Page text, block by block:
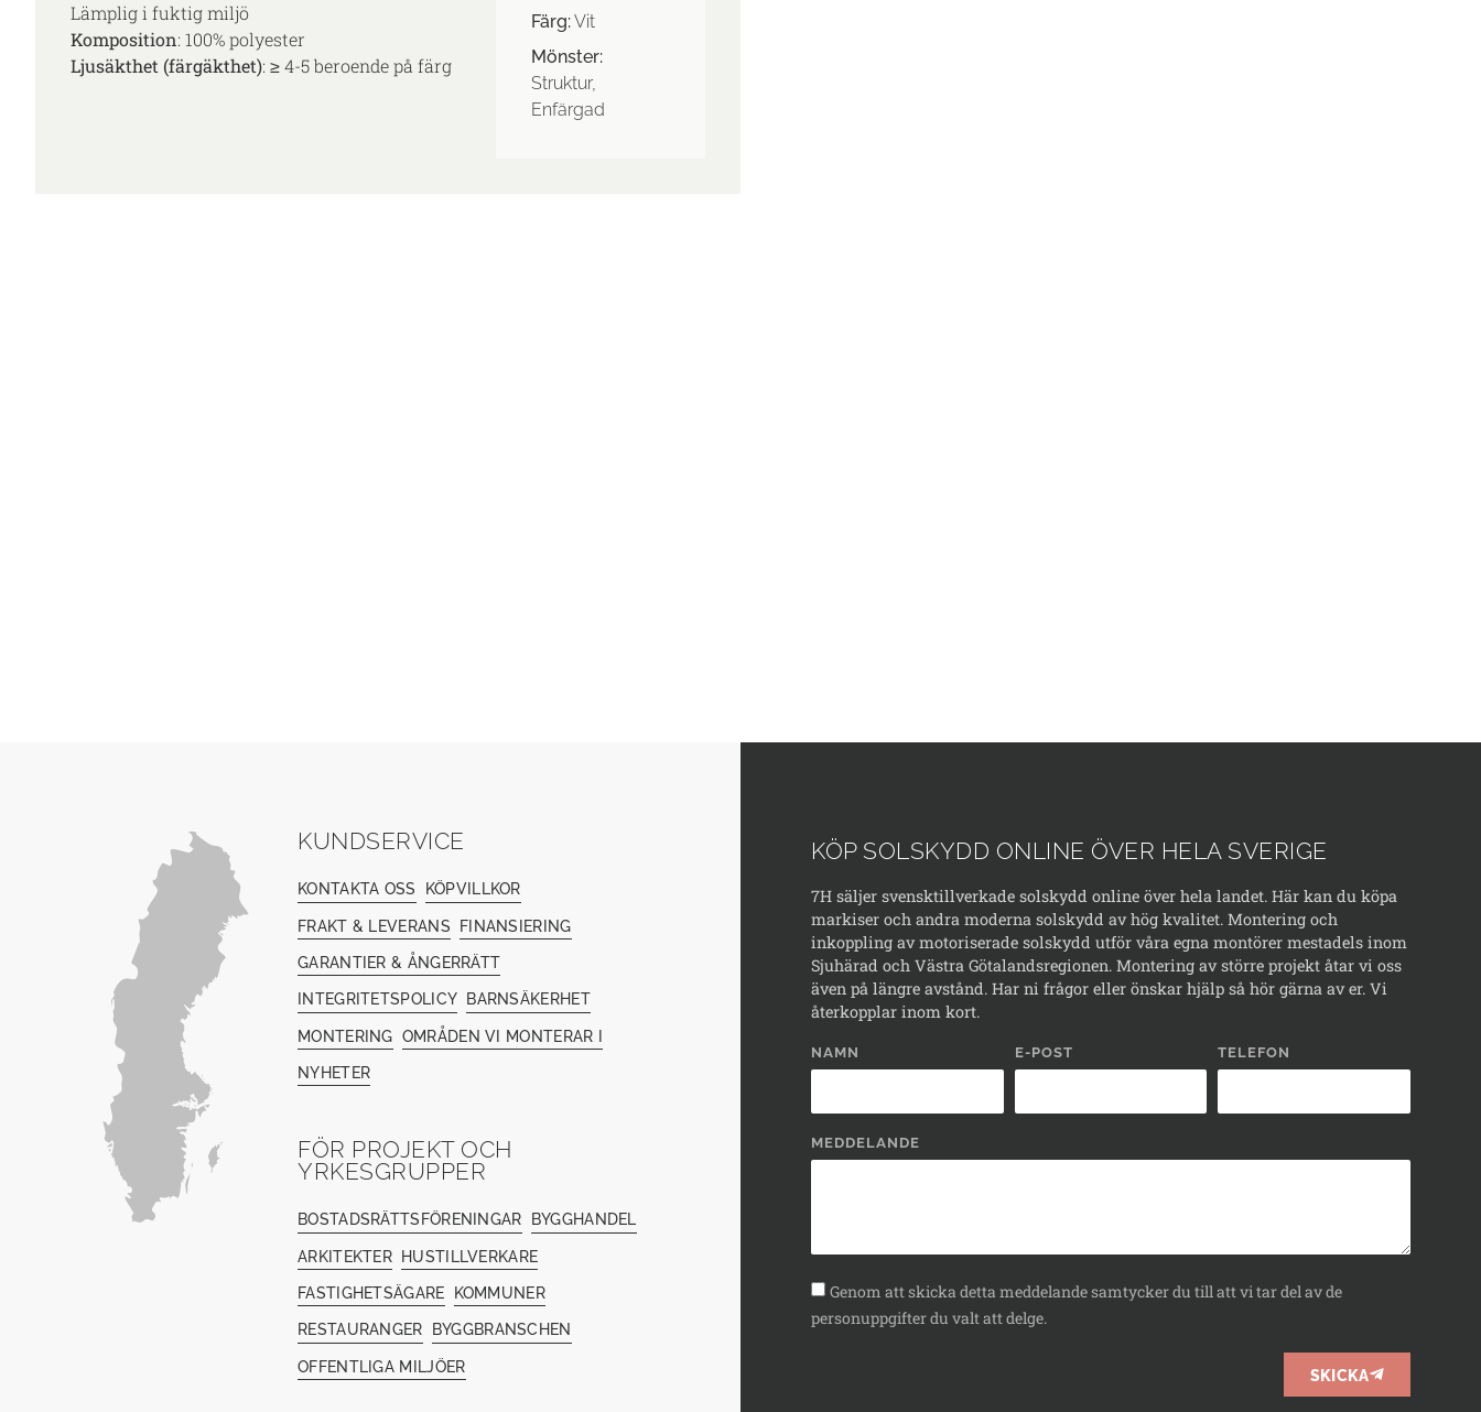
Lämplig i fuktig miljö
Komposition: 100% polyester
Ljusäkthet (färgäkthet): ≥ 4-5 beroende på färg
Färg:Vit
Mönster:
Struktur,
Enfärgad
KUNDSERVICE
KONTAKTA OSS
KÖPVILLKOR
FRAKT & LEVERANS FINANSIERING
GARANTIER & ÅNGERRÄTT
INTEGRITETSPOLICY BARNSÄKERHET
MONTERING OMRÅDEN VI MONTERAR I
NYHETER
FÖR PROJEKT OCH
YRKESGRUPPER
BOSTADSRÄTTSFÖRENINGAR BYGGHANDEL
ARKITEKTER HUSTILLVERKARE
FASTIGHETSÄGARE KOMMUNER
RESTAURANGER BYGGBRANSCHEN
OFFENTLIGA MILJÖER
KÖP SOLSKYDD ONLINE ÖVER HELA SVERIGE
7H säljer svensktillverkade solskydd online över hela landet. Här kan du köpa
markiser och andra moderna solskydd av hög kvalitet. Montering och
inkoppling av motoriserade solskydd utför våra egna montörer mestadels inom
Sjuhärad och Västra Götalandsregionen. Montering av större projekt åtar vi oss
även på längre avstånd. Har ni frågor eller önskar hjälp så hör gärna av er. Vi
återkopplar inom kort.
NAMN E-POST TELEFON
MEDDELANDE
Genom att skicka detta meddelande samtycker du till att vi tar del av de
personuppgifter du valt att delge.
SKICKA